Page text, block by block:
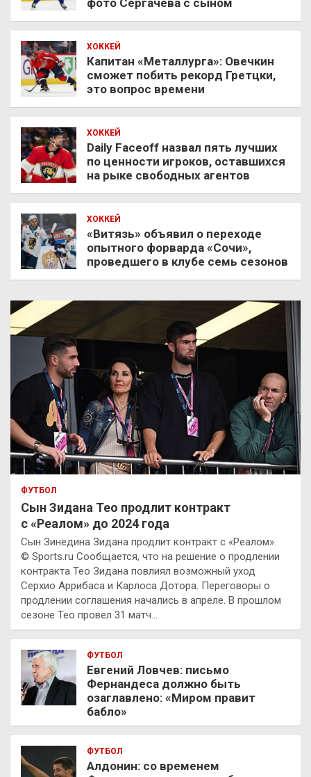
ХОККЕЙ
Капитан «Металлурга»: Овечкин
сможет побить рекорд Гретцки,
это вопрос времени
ХОККЕЙ
Daily Faceoff назвал пять лучших
по ценности игроков, оставшихся
на рыке свободных агентов
ХОККЕЙ
«Витязь» объявил о переходе
опытного форварда «Сочи»,
проведшего в клубе семь сезонов
ФУТБОЛ
Сын Зидана Тео продлит контракт
с «Реалом» до 2024 года
Сын Зинедина Зидана продлит контракт с «Реалом».
© Sports.ru Сообщается, что на решение о продлении
контракта Тео Зидана повлиял возможный уход
Серхио Аррибаса и Карлоса Дотора. Переговоры о
продлении соглашения начались в апреле. В прошлом
сезоне Тео провел 31 матч…
ФУТБОЛ
Евгений Ловчев: письмо
Фернандеса должно быть
озаглавлено: «Миром правит
бабло»
ФУТБОЛ
Алдонин: со временем